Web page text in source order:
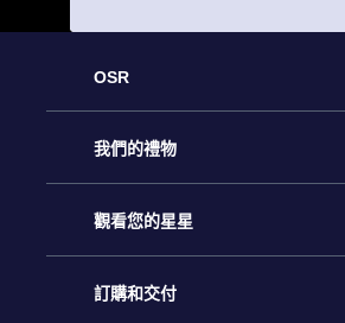
OSR
客戶服務
聯繫我們
博客
我們的禮物
Online Star禮物
OSR禮物包
觀看您的星星
星星注册
訂購和交付